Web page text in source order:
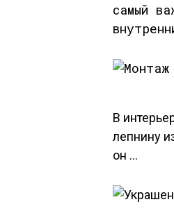
самый
В
лепнину
он …